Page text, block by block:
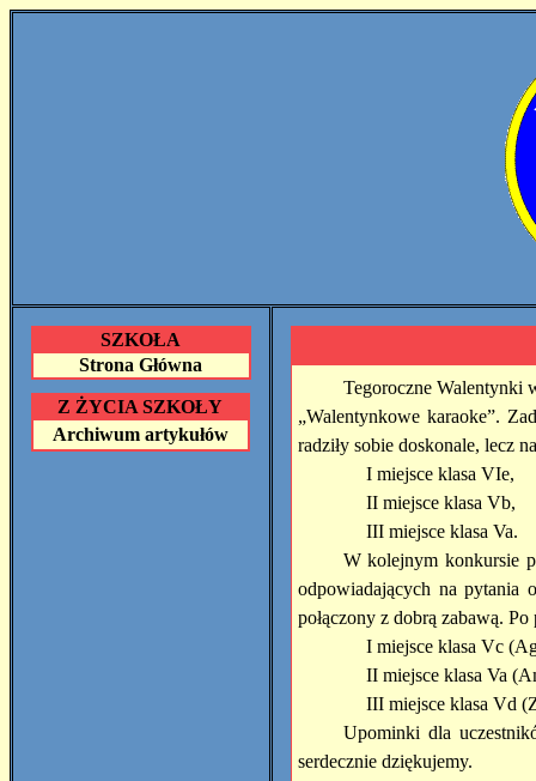
SZKOŁA
Strona Główna
Z ŻYCIA SZKOŁY
Archiwum artykułów
Tegoroczne Walentynki
„Walentynkowe karaoke”.
radziły sobie doskonale, lecz
I miejsce klasa VIe,
II miejsce klasa Vb,
III miejsce klasa Va.
W kolejnym konkursie
odpowiadających na pytania
połączony z dobrą zabawą.
I miejsce klasa Vc
II miejsce klasa Va
III miejsce klasa Vd
Upominki dla
serdecznie dziękujemy.